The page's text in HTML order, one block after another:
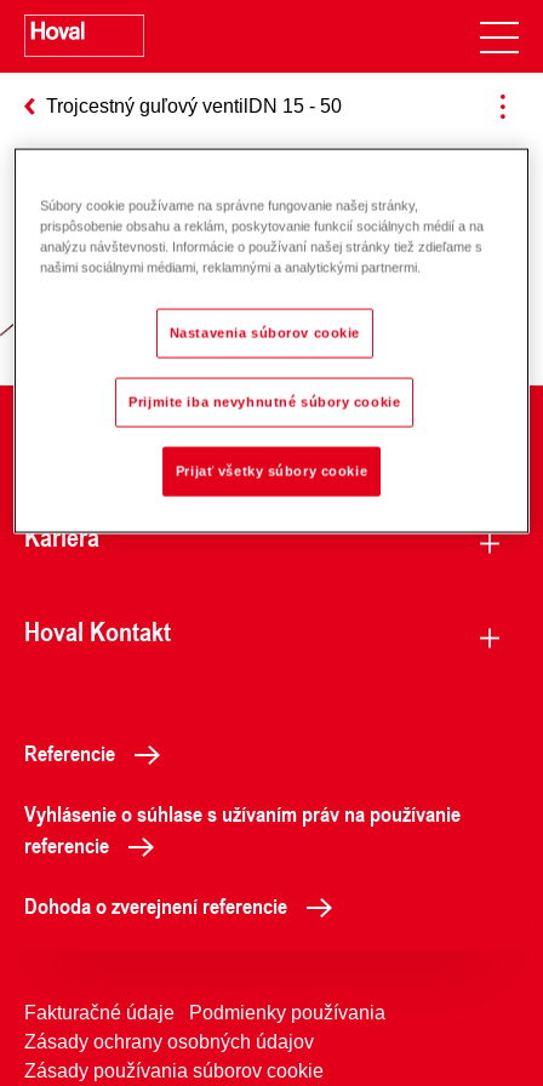
Trojcestný guľový ventilDN 15 - 50
Zodpovednosť za energiu a životné
prostredie
O spoločnosti
Kariéra
Hoval Kontakt
Referencie
Vyhlásenie o súhlase s užívaním práv na používanie
referencie
Dohoda o zverejnení referencie
Fakturačné údaje
Podmienky používania
Zásady ochrany osobných údajov
Zásady používania súborov cookie
Súbory cookie používame na správne fungovanie našej stránky,
prispôsobenie obsahu a reklám, poskytovanie funkcií sociálnych médií a na
analýzu návštevnosti. Informácie o používaní našej stránky tiež zdieľame s
našimi sociálnymi médiami, reklamnými a analytickými partnermi.
Nastavenia súborov cookie
Prijmite iba nevyhnutné súbory cookie
Prijať všetky súbory cookie